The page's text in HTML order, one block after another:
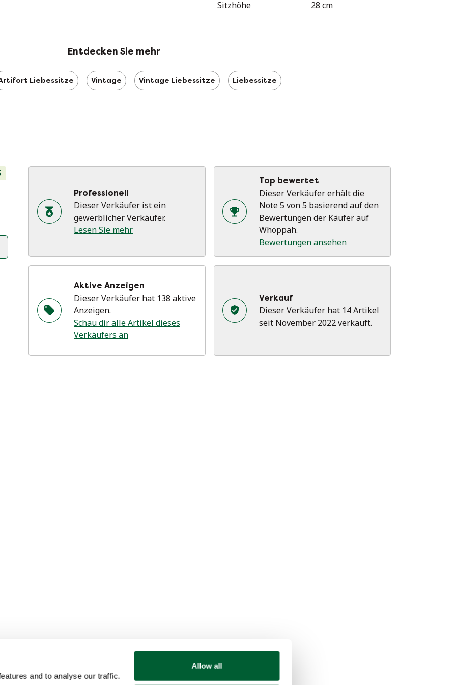
and to analyse our traffic.
Allow all
Sitzhöhe
28 cm
Entdecken Sie mehr
Liebessitze Vintage Vintage Liebessitze Liebessitze
Professionell
Dieser Verkäufer ist ein
gewerblicher Verkäufer.
Lesen Sie mehr
Top bewertet
Dieser Verkäufer erhält die
Note 5 von 5 basierend auf den
Bewertungen der Käufer auf
Whoppah.
Bewertungen ansehen
Aktive Anzeigen
Dieser Verkäufer hat 138 aktive
Anzeigen.
Schau dir alle Artikel dieses
Verkäufers an
Verkauf
Dieser Verkäufer hat 14 Artikel
seit November 2022 verkauft.